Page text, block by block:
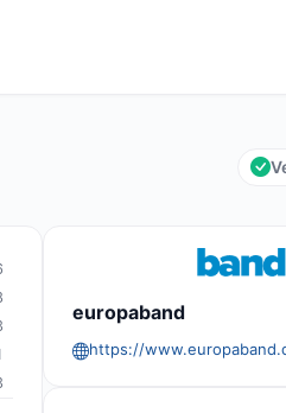
europaband
https://